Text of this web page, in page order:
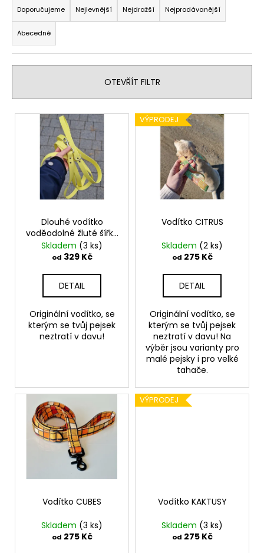
a
z
e
n
r
o
Doporučujeme Nejlevnější Nejdražší Nejprodávanější
Abecedně
OTEVŘÍT FILTR
V
Dlouhé vodítko
voděodolné žluté šířka
2 cm
Skladem (3 ks)
od 329 Kč
DETAIL
Originální vodítko, se
kterým se tvůj pejsek
neztratí v davu!
VÝPRODEJ
Vodítko CITRUS
Skladem (2 ks)
od 275 Kč
DETAIL
Originální vodítko, se
kterým se tvůj pejsek
neztratí v davu! Na
výběr jsou varianty pro
malé pejsky i pro velké
tahače.
Vodítko CUBES
Skladem (3 ks)
od 275 Kč
VÝPRODEJ
Vodítko KAKTUSY
Skladem (3 ks)
od 275 Kč
a
í
t
KLÍČE